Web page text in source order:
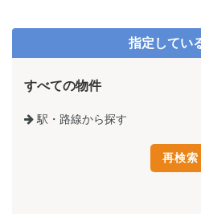
指定してい
すべての物件
駅・路線から探す